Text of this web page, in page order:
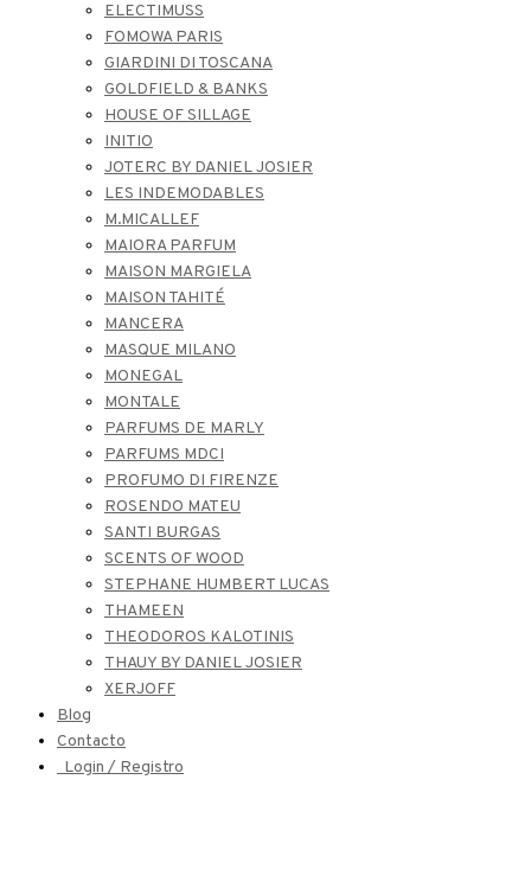
ELECTIMUSS
FOMOWA PARIS
GIARDINI DI TOSCANA
GOLDFIELD & BANKS
HOUSE OF SILLAGE
INITIO
JOTERC BY DANIEL JOSIER
LES INDEMODABLES
M.MICALLEF
MAIORA PARFUM
MAISON MARGIELA
MAISON TAHITÉ
MANCERA
MASQUE MILANO
MONEGAL
MONTALE
PARFUMS DE MARLY
PARFUMS MDCI
PROFUMO DI FIRENZE
ROSENDO MATEU
SANTI BURGAS
SCENTS OF WOOD
STEPHANE HUMBERT LUCAS
THAMEEN
THEODOROS KALOTINIS
THAUY BY DANIEL JOSIER
XERJOFF
Blog
Contacto
Login / Registro